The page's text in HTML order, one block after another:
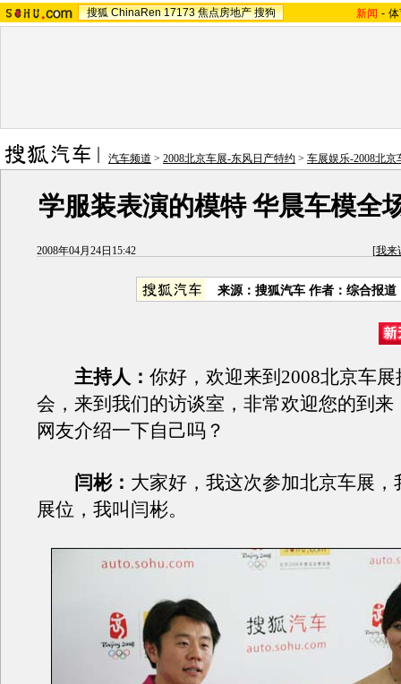
搜狐 ChinaRen 17173 焦点房地产 搜狗 新闻 -
汽车频道 > 2008北京车展-东风日产特约 > 车展娱乐-2008北京
学服装表演的模特 华晨车模全
2008年04月24日15:42 [我来
来源：搜狐汽车 作者：综合报道
主持人： 你好，欢迎来到2008北京车
会，来到我们的访谈室，非常欢迎您的到来
网友介绍一下自己吗？
闫彬： 大家好，我这次参加北京车展，
展位，我叫闫彬。